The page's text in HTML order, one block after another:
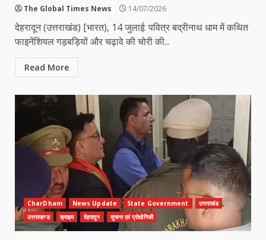
The Global Times News 14/07/2026
देहरादून (उत्तराखंड) [भारत), 14 जुलाई: पवित्र बद्रीनाथ धाम में कथित
फाइनेंशियल गड़बड़ियों और चढ़ावे की चोरी की...
Read More
CharDham News Update State Government
उत्तराखंड
उत्तराखण्ड
क्राइम देहरादून सुचना एवं प्रोद्योगिकी